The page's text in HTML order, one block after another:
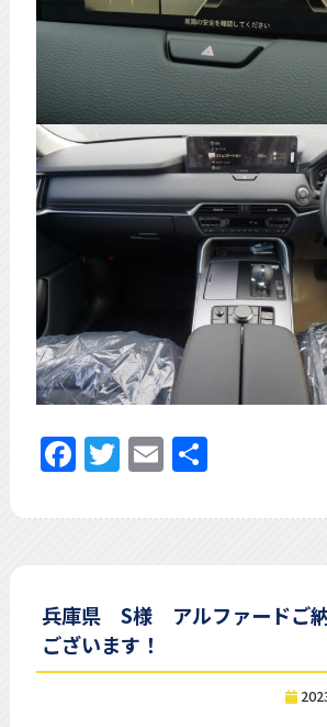
Facebook
Twitter
Email
共
兵庫県 S様 アルファードご
ございます！